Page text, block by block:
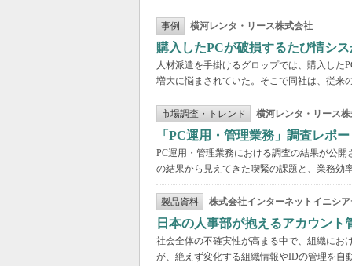
事例 横河レンタ・リース株式会社
購入したPCが破損するたび情シ
人材派遣を手掛けるグロップでは、購入した
増大に悩まされていた。そこで同社は、従来
市場調査・トレンド 横河レンタ・リース
「PC運用・管理業務」調査レポ
PC運用・管理業務における調査の結果が公
の結果から見えてきた喫緊の課題と、業務効
製品資料 株式会社インターネットイニシ
日本の人事部が抱えるアカウン
社会全体の不確実性が高まる中で、組織にお
が、絶えず変化する組織情報やIDの管理を自